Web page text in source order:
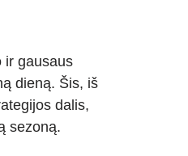
ir gausaus
dieną. Šis, iš
dalis,
sezoną.